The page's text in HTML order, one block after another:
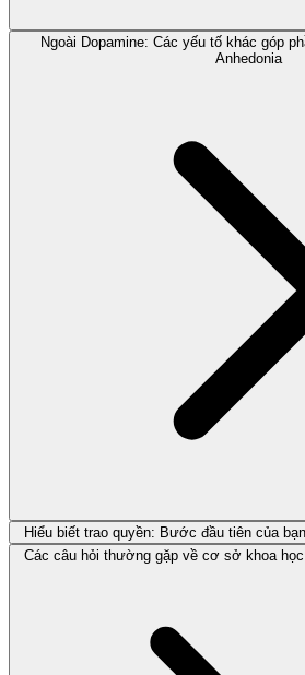
Ngoài Dopamine: Các yếu tố khác góp
Anhedonia
Hiểu biết trao quyền: Bước đầu tiên của
Các câu hỏi thường gặp về cơ sở khoa